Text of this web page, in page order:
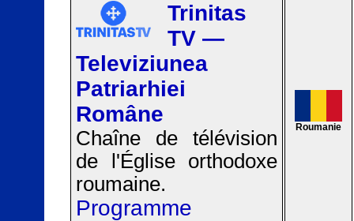
Trinitas
TV —
Televiziunea
Patriarhiei
Române
Chaîne de télévision
de l'Église orthodoxe
roumaine.
Programme
Roumanie